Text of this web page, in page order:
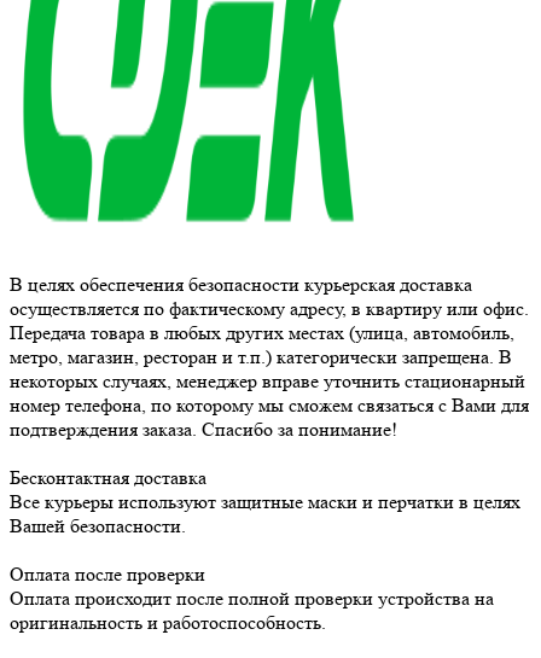
В целях обеспечения безопасности курьерская доставка
осуществляется по фактическому адресу, в квартиру или офис.
Передача товара в любых других местах (улица, автомобиль,
метро, магазин, ресторан и т.п.) категорически запрещена. В
некоторых случаях, менеджер вправе уточнить стационарный
номер телефона, по которому мы сможем связаться с Вами для
подтверждения заказа. Спасибо за понимание!
Бесконтактная доставка
Все курьеры используют защитные маски и перчатки в целях
Вашей безопасности.
Оплата после проверки
Оплата происходит после полной проверки устройства на
оригинальность и работоспособность.